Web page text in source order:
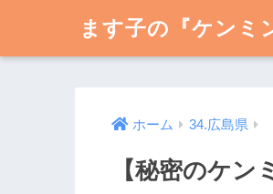
ます子の『ケンミ
ホーム 34.広島県
【秘密のケ